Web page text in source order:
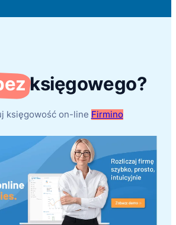
księgowego?
księgowość on-line Firmino